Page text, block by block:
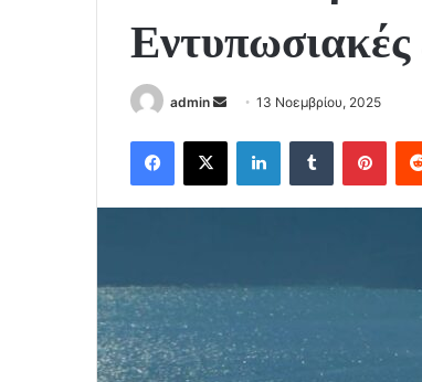
Εντυπωσιακές
admin
Send
email
13 Νοεμβρίου, 2025
Facebook
X LinkedInTumblr